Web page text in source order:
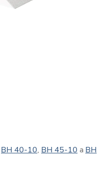
BH 40-10, BH 45-10 a BH